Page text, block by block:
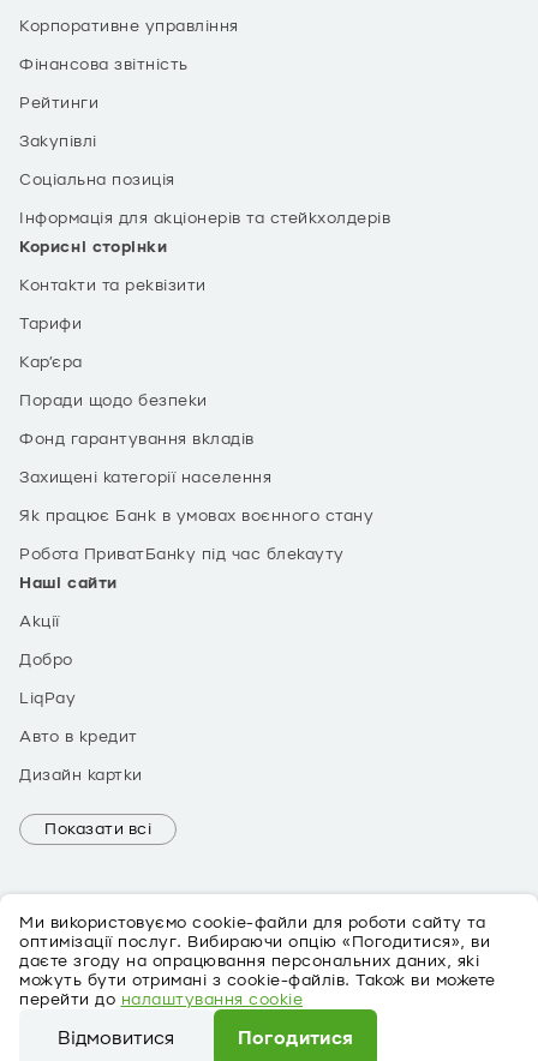
Ми використовуємо cookie-файли для роботи сайту та
оптимізації послуг. Вибираючи опцію «Погодитися», ви
даєте згоду на опрацювання персональних даних, які
можуть бути отримані з cookie-файлів. Також ви можете
перейти до налаштування cookie
Відмовитися Погодитися
Корпоративне управління
Фінансова звітність
Рейтинги
Закупівлі
Соціальна позиція
Інформація для акціонерів та стейкхолдерів
Корисні сторінки
Контакти та реквізити
Тарифи
Кар’єра
Поради щодо безпеки
Фонд гарантування вкладів
Захищені категорії населення
Як працює Банк в умовах воєнного стану
Робота ПриватБанку під час блекауту
Наші сайти
Акції
Добро
LiqPay
Авто в кредит
Дизайн картки
Показати всі
EN
2026 ПриватБанк Ліцензія № 22 від 05.10.2011